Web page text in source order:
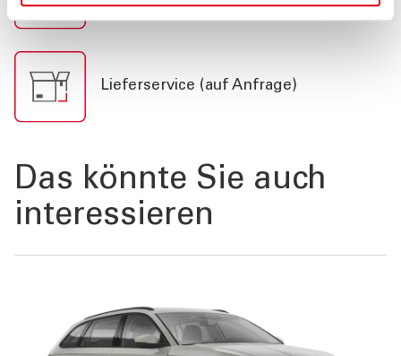
Lieferservice (auf Anfrage)
Das könnte Sie auch
interessieren